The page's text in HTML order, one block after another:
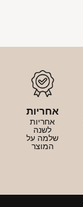
אחריות
אחריות
לשנה
שלמה על
המוצר